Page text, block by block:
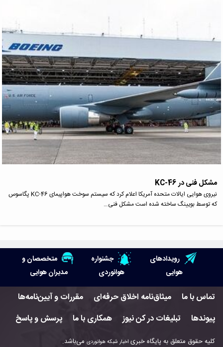
مشکل فنی در KC-46
نیروی هوایی ایالات متحده آمریکا اعلام کرد که سیستم سوخت هواپیمای KC-46 پگاسوس
که توسط بویینگ ساخته شده است مشکل فنی…
رویدادهای
هوایی
جشنواره
هوانوردی
متخصصان و
مدیران هوایی
تماس با ما میثاق‌نامه اخلاق حرفه‌ای
مقررات و آیین‌نامه‌ها
پیوندها
تبلیغات در کن نیوز همکاری با ما پرسش و پاسخ
کلیه حقوق متعلق به پایگاه خبری اخبار شبکه هوانوردی می‌باشد.